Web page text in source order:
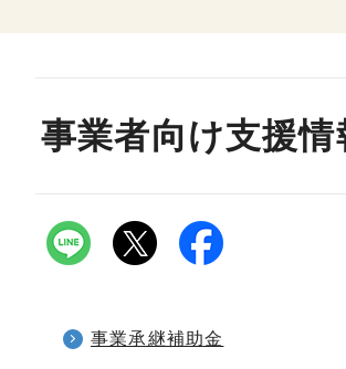
事業者向け支援情
事業承継補助金